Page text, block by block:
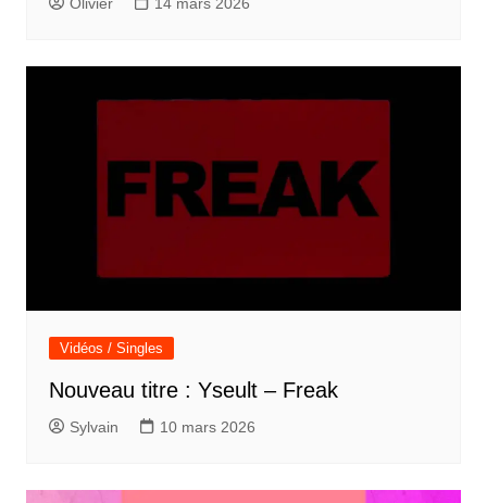
Olivier 14 mars 2026
Vidéos / Singles
Nouveau titre : Yseult – Freak
Sylvain 10 mars 2026